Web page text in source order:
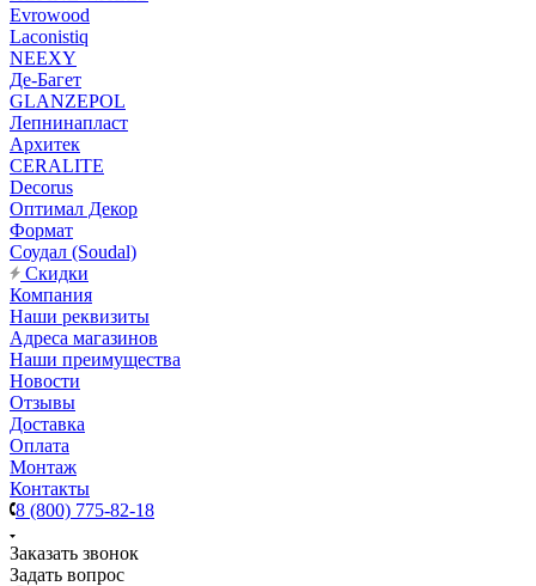
Evrowood
Laconistiq
NEEXY
Де-Багет
GLANZEPOL
Лепнинапласт
Архитек
CERALITE
Decorus
Оптимал Декор
Формат
Соудал (Soudal)
Скидки
Компания
Наши реквизиты
Адреса магазинов
Наши преимущества
Новости
Отзывы
Доставка
Оплата
Монтаж
Контакты
8 (800) 775-82-18
Заказать звонок
Задать вопрос